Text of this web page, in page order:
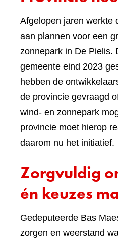
Afgelopen jaren werkte
aan plannen voor een
zonnepark in De Pielis.
gemeente eind 2023
hebben de
de provincie gevraagd
wind- en zonnepark
provincie moet hierop
daarom nu het initiatief.
Zorgvuldig
én keuzes
Gedeputeerde Bas
zorgen en weerstand